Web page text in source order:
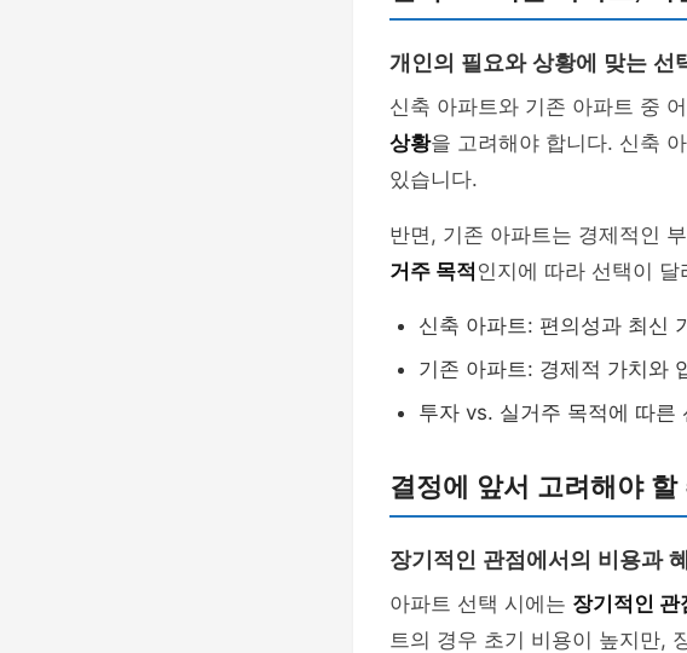
개인의 필요와 상황에 맞는 선
신축 아파트와 기존 아파트 중
상황을 고려해야 합니다. 신축
있습니다.
반면, 기존 아파트는 경제적인
거주 목적 인지에 따라 선택이
신축 아파트: 편의성과 최신
기존 아파트: 경제적 가치와
투자 vs. 실거주 목적에 따른
결정에 앞서 고려해야
장기적인 관점에서의 비용과
아파트 선택 시에는 장기적인 관
트의 경우 초기 비용이 높지만,